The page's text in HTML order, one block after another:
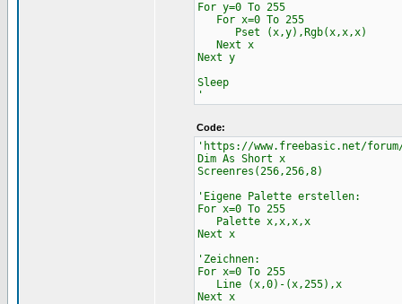
For y=0 To 255
For x=0 To 255
Pset (x,y),Rgb(x,x,x)
Next x
Next y
Sleep
'
Code:
'https://www.freebasic.net/forum/
Dim As Short x
Screenres(256,256,8)
'Eigene Palette erstellen:
For x=0 To 255
Palette x,x,x,x
Next x
'Zeichnen:
For x=0 To 255
Line (x,0)-(x,255),x
Next x